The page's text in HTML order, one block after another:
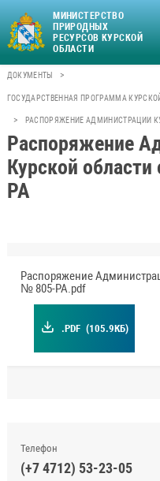
МИНИСТЕРСТВО
ПРИРОДНЫХ
РЕСУРСОВ КУРСКОЙ
ОБЛАСТИ
ДОКУМЕНТЫ >
ГОСУДАРСТВЕННАЯ ПРОГРАММА
> РАСПОРЯЖЕНИЕ АДМИНИСТРАЦИИ
Распоряжение
Курской
РА
Распоряжение
№ 805-РА.pdf
.PDF (105.9КБ)
Телефон
(+7 4712) 53-23-05